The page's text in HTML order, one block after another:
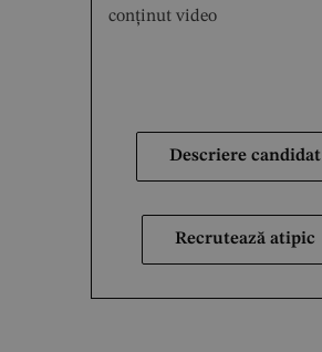
conținut video
Descriere candidat
Recrutează atipic